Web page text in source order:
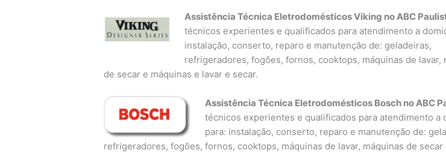
Assistência Técnica Eletrodomésticos Viking no ABC
técnicos experientes e qualificados para atendimento a
instalação, conserto, reparo e manutenção de: geladeiras,
refrigeradores, fogões, fornos, cooktops, máquinas de lavar,
de secar e máquinas e lavar e secar.
Assistência Técnica Eletrodomésticos Bosch no ABC
técnicos experientes e qualificados para atendimento a
para: instalação, conserto, reparo e manutenção de:
refrigeradores, fogões, fornos, cooktops, máquinas de lavar, máquinas de secar